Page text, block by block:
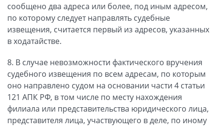
сообщено два адреса или более, под иным адресом,
по которому следует направлять судебные
извещения, считается первый из адресов, указанных
в ходатайстве.
8. В случае невозможности фактического вручения
судебного извещения по всем адресам, по которым
оно направлено судом на основании части 4 статьи
121 АПК РФ, в том числе по месту нахождения
филиала или представительства юридического лица,
представителя лица, участвующего в деле, по иному